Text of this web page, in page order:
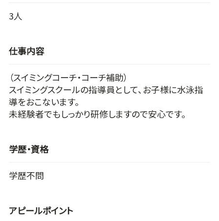
3人
仕事内容
（スイミングコーチ・コーチ補助）
スイミングスクールの指導員として、お子様に水泳指
導をおこないます。
未経験者でもしっかり研修しますので安心です。
学歴・資格
学歴不問
アピールポイント